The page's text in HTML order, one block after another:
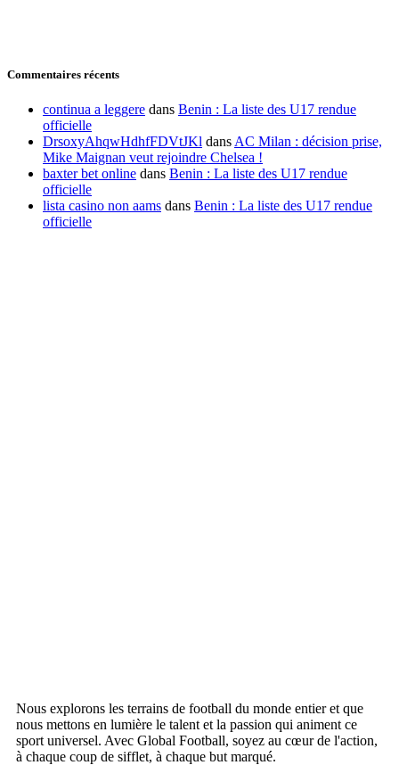
Commentaires récents
continua a leggere dans Benin : La liste des U17 rendue
officielle
DrsoxyAhqwHdhfFDVtJKl dans AC Milan : décision prise,
Mike Maignan veut rejoindre Chelsea !
baxter bet online dans Benin : La liste des U17 rendue
officielle
lista casino non aams dans Benin : La liste des U17 rendue
officielle
Nous explorons les terrains de football du monde entier et que
nous mettons en lumière le talent et la passion qui animent ce
sport universel. Avec Global Football, soyez au cœur de l'action,
à chaque coup de sifflet, à chaque but marqué.